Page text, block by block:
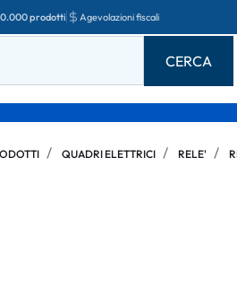
prodotti Agevolazioni fiscali
QUADRI ELETTRICI RELE'